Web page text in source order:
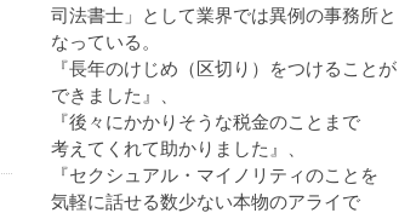
司法書士」として業界では異例の事務所と
なっている。
『長年のけじめ（区切り）をつけることが
できました』、
『後々にかかりそうな税金のことまで
考えてくれて助かりました』、
『セクシュアル・マイノリティのことを
気軽に話せる数少ない本物のアライで